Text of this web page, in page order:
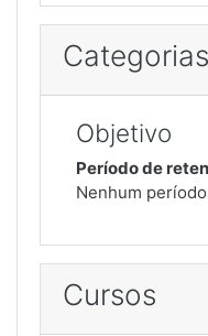
Objetivo
Período de
Nenhum
Cursos